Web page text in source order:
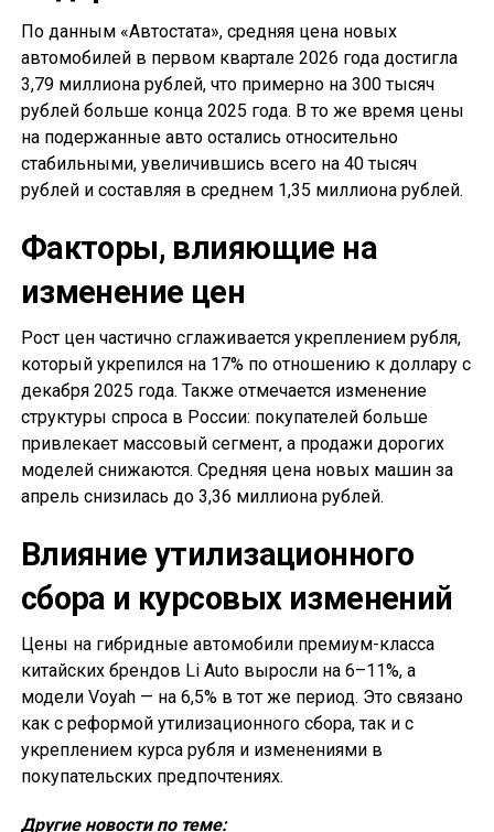
По данным «Автостата», средняя цена новых
автомобилей в первом квартале 2026 года достигла
3,79 миллиона рублей, что примерно на 300 тысяч
рублей больше конца 2025 года. В то же время цены
на подержанные авто остались относительно
стабильными, увеличившись всего на 40 тысяч
рублей и составляя в среднем 1,35 миллиона рублей.
Факторы, влияющие на
изменение цен
Рост цен частично сглаживается укреплением рубля,
который укрепился на 17% по отношению к доллару с
декабря 2025 года. Также отмечается изменение
структуры спроса в России: покупателей больше
привлекает массовый сегмент, а продажи дорогих
моделей снижаются. Средняя цена новых машин за
апрель снизилась до 3,36 миллиона рублей.
Влияние утилизационного
сбора и курсовых изменений
Цены на гибридные автомобили премиум-класса
китайских брендов Li Auto выросли на 6–11%, а
модели Voyah — на 6,5% в тот же период. Это связано
как с реформой утилизационного сбора, так и с
укреплением курса рубля и изменениями в
покупательских предпочтениях.
Другие новости по теме: